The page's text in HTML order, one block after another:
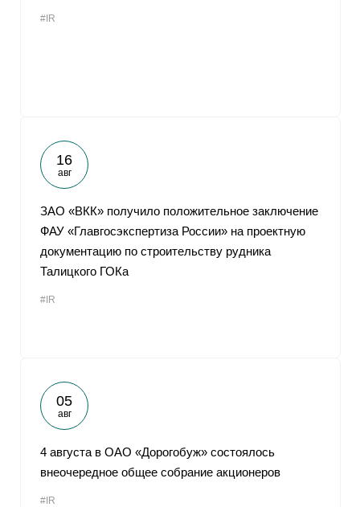
#IR
16
авг
ЗАО «ВКК» получило положительное заключение
ФАУ «Главгосэкспертиза России» на проектную
документацию по строительству рудника
Талицкого ГОКа
#IR
05
авг
4 августа в ОАО «Дорогобуж» состоялось
внеочередное общее собрание акционеров
#IR